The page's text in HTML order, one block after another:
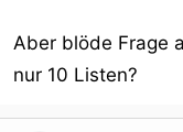
Aber blöde Frage
nur 10 Listen?